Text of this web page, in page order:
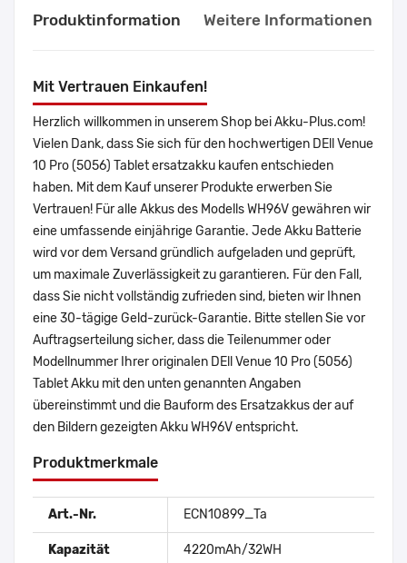
Produktinformation Weitere Informationen
Mit Vertrauen Einkaufen!
Herzlich willkommen in unserem Shop bei Akku-Plus.com!
Vielen Dank, dass Sie sich für den hochwertigen DEll Venue
10 Pro (5056) Tablet ersatzakku kaufen entschieden
haben. Mit dem Kauf unserer Produkte erwerben Sie
Vertrauen! Für alle Akkus des Modells WH96V gewähren wir
eine umfassende einjährige Garantie. Jede Akku Batterie
wird vor dem Versand gründlich aufgeladen und geprüft,
um maximale Zuverlässigkeit zu garantieren. Für den Fall,
dass Sie nicht vollständig zufrieden sind, bieten wir Ihnen
eine 30-tägige Geld-zurück-Garantie. Bitte stellen Sie vor
Auftragserteilung sicher, dass die Teilenummer oder
Modellnummer Ihrer originalen DEll Venue 10 Pro (5056)
Tablet Akku mit den unten genannten Angaben
übereinstimmt und die Bauform des Ersatzakkus der auf
den Bildern gezeigten Akku WH96V entspricht.
Produktmerkmale
Art.-Nr. ECN10899_Ta
Kapazität 4220mAh/32WH